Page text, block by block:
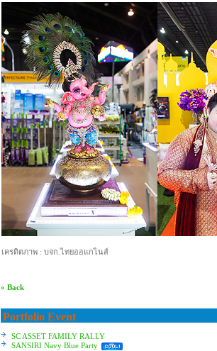
เครดิตภาพ : บจก.ไทยออแกไนส์
« Back
Portfolio Event
SC ASSET FAMILY RALLY
SANSIRI Navy Blue Party